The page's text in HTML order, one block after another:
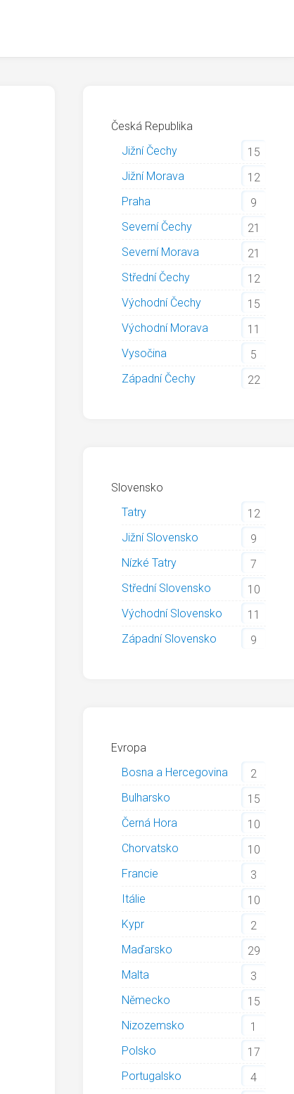
Česká Republika
Jižní Čechy
15
Jižní Morava
12
Praha
9
Severní Čechy
21
Severní Morava
21
Střední Čechy
12
Východní Čechy
15
Východní Morava
11
Vysočina
5
Západní Čechy
22
Slovensko
Tatry
12
Jižní Slovensko
9
Nízké Tatry
7
Střední Slovensko
10
Východní Slovensko
11
Západní Slovensko
9
Evropa
Bosna a Hercegovina
2
Bulharsko
15
Černá Hora
10
Chorvatsko
10
Francie
3
Itálie
10
Kypr
2
Maďarsko
29
Malta
3
Německo
15
Nizozemsko
1
Polsko
17
Portugalsko
4